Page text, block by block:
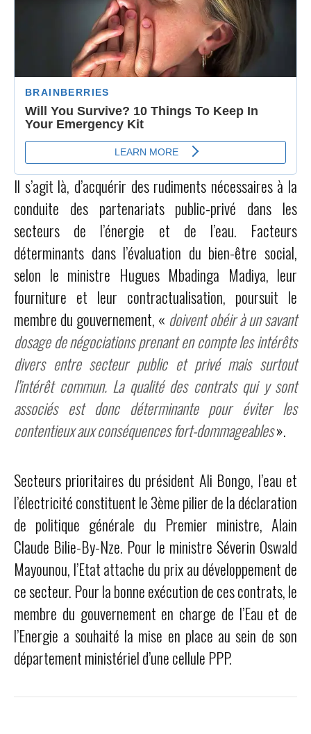
Il s’agit là, d’acquérir des rudiments nécessaires à la
conduite des partenariats public-privé dans les
secteurs de l’énergie et de l’eau. Facteurs
déterminants dans l’évaluation du bien-être social,
selon le ministre Hugues Mbadinga Madiya, leur
fourniture et leur contractualisation, poursuit le
membre du gouvernement, « doivent obéir à un savant
dosage de négociations prenant en compte les intérêts
divers entre secteur public et privé mais surtout
l’intérêt commun. La qualité des contrats qui y sont
associés est donc déterminante pour éviter les
contentieux aux conséquences fort-dommageables».
Secteurs prioritaires du président Ali Bongo, l’eau et
l’électricité constituent le 3ème pilier de la déclaration
de politique générale du Premier ministre, Alain
Claude Bilie-By-Nze. Pour le ministre Séverin Oswald
Mayounou, l’Etat attache du prix au développement de
ce secteur. Pour la bonne exécution de ces contrats, le
membre du gouvernement en charge de l’Eau et de
l’Energie a souhaité la mise en place au sein de son
département ministériel d’une cellule PPP.